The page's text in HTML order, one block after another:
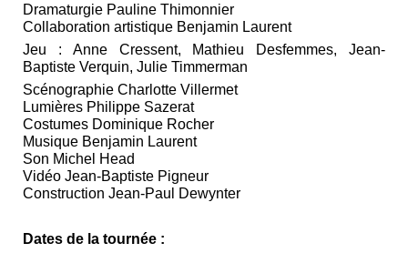
Dramaturgie Pauline Thimonnier
Collaboration artistique Benjamin Laurent
Jeu : Anne Cressent, Mathieu Desfemmes, Jean-
Baptiste Verquin, Julie Timmerman
Scénographie Charlotte Villermet
Lumières Philippe Sazerat
Costumes Dominique Rocher
Musique Benjamin Laurent
Son Michel Head
Vidéo Jean-Baptiste Pigneur
Construction Jean-Paul Dewynter
Dates de la tournée :